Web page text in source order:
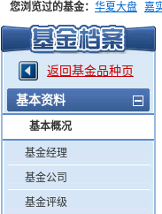
您浏览过的基金： 华夏大盘 嘉
添富优势 华安宏利 上证180价值
返回基金品种页
基本资料
基本概况
基金经理
基金公司
基金评级